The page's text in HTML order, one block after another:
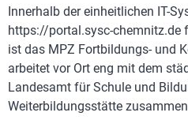
Innerhalb der einheitlichen IT-
https://portal.sysc-chemnitz.de
ist das MPZ Fortbildungs- und
arbeitet vor Ort eng mit dem
Landesamt für Schule und
Weiterbildungsstätte